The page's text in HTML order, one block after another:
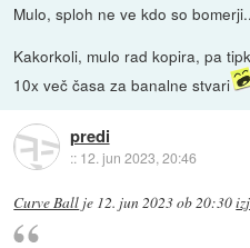
Mulo, sploh ne ve kdo so
Kakorkoli, mulo rad kopira, pa
10x več časa za banalne stvari
predi
:: 12. jun 2023, 20:46
Curve Ball je 12. jun 2023 ob 20:30